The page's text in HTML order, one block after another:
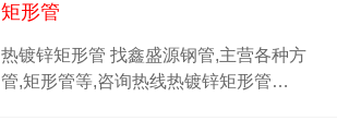
矩形管
热镀锌矩形管 找鑫盛源钢管,主营各种方
管,矩形管等,咨询热线热镀锌矩形管…